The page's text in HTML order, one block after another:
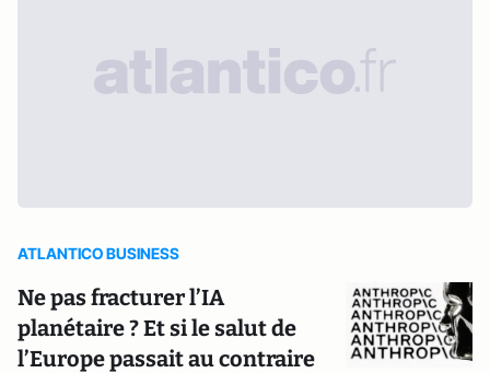
ATLANTICO BUSINESS
Ne pas fracturer l’IA
planétaire ? Et si le salut de
l’Europe passait au contraire